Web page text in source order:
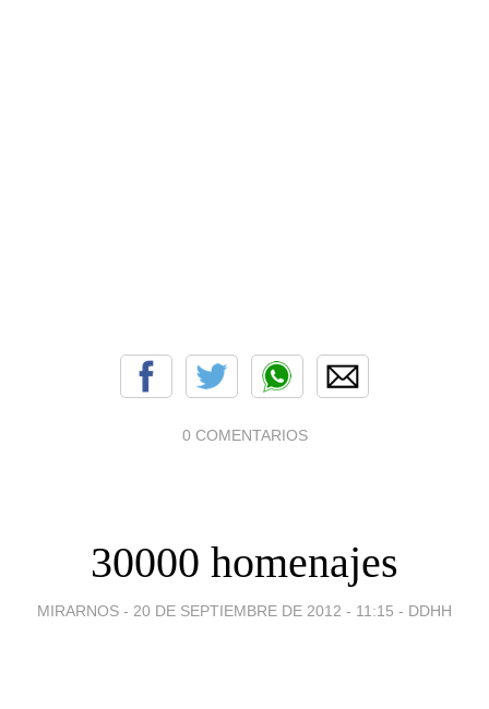
0 COMENTARIOS
30000 homenajes
MIRARNOS - 20 DE SEPTIEMBRE DE 2012 - 11:15 - DDHH